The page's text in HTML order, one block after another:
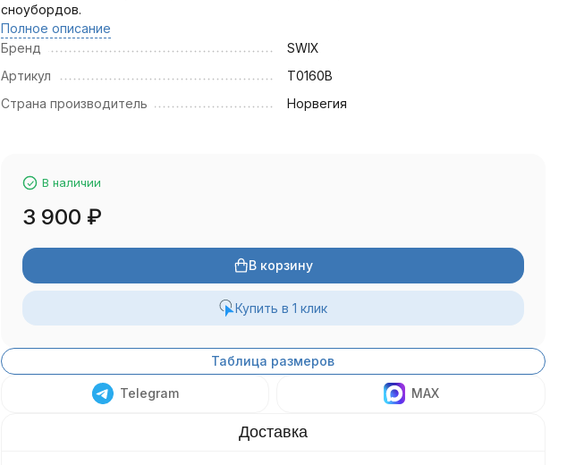
сноубордов.
Полное описание
Бренд
SWIX
Артикул
T0160B
Страна производитель
Норвегия
В наличии
3 900 ₽
В корзину
Купить в 1 клик
Таблица размеров
Telegram MAX